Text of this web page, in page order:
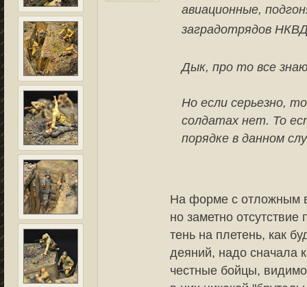
авиационные,
заградотрядов
Дык, про то все
Но если серьезно,
солдатах нет. То
порядке в данном
На форме с отложным
но заметно
тень на плетень, как
деяний, надо сначала
честные бойцы,